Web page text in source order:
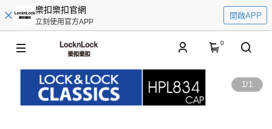
樂扣樂扣官網
立刻使用官方APP
開啟APP
0
1/1